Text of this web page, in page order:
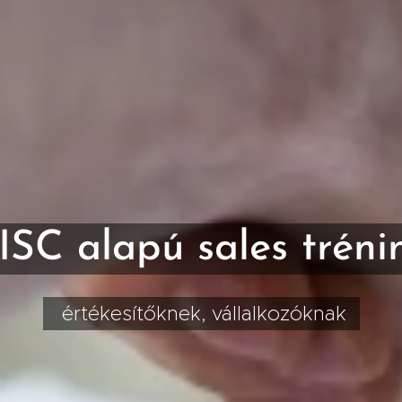
alapú sales
értékesítőknek, vállalkozóknak